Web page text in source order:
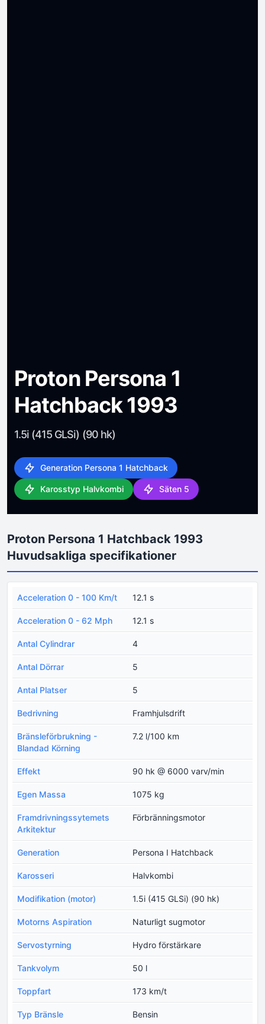
Proton Persona 1
Hatchback 1993
1.5i (415 GLSi) (90 hk)
Generation Persona 1 Hatchback
Karosstyp Halvkombi Säten 5
Proton Persona 1 Hatchback 1993
Huvudsakliga specifikationer
Acceleration 0 - 100 Km/t 12.1 s
Acceleration 0 - 62 Mph 12.1 s
Antal Cylindrar 4
Antal Dörrar 5
Antal Platser 5
Bedrivning Framhjulsdrift
Bränsleförbrukning -
Blandad Körning
7.2 l/100 km
Effekt 90 hk @ 6000 varv/min
Egen Massa 1075 kg
Framdrivningssytemets
Arkitektur
Förbränningsmotor
Generation Persona I Hatchback
Karosseri Halvkombi
Modifikation (motor) 1.5i (415 GLSi) (90 hk)
Motorns Aspiration Naturligt sugmotor
Servostyrning Hydro förstärkare
Tankvolym 50 l
Toppfart 173 km/t
Typ Bränsle Bensin